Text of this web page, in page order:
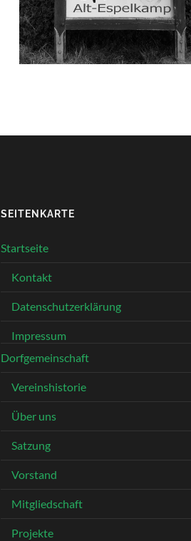
SEITENKARTE
Startseite
Kontakt
Datenschutzerklärung
Impressum
Dorfgemeinschaft
Vereinshistorie
Über uns
Satzung
Vorstand
Mitgliedschaft
Projekte